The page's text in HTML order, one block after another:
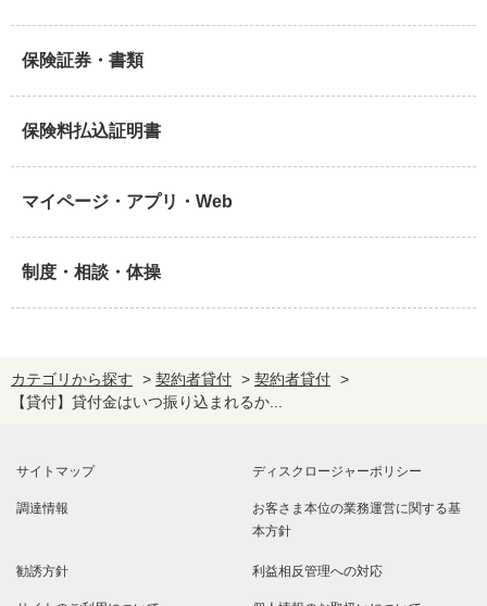
保険証券・書類
保険料払込証明書
マイページ・アプリ・Web
制度・相談・体操
カテゴリから探す > 契約者貸付 > 契約者貸付 >
【貸付】貸付金はいつ振り込まれるか...
サイトマップ ディスクロージャーポリシー
調達情報 お客さま本位の業務運営に関する基
本方針
勧誘方針 利益相反管理への対応